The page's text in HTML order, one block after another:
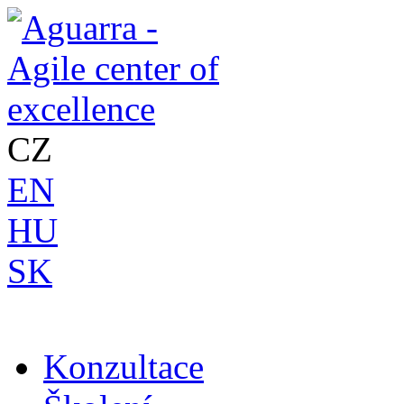
CZ
EN
HU
SK
Konzultace